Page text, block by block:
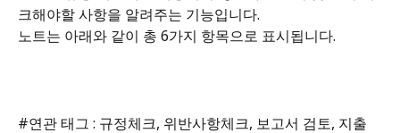
크해야할 사항을 알려주는 기능입니다.
노트는 아래와 같이 총 6가지 항목으로 표시됩니다.
#연관 태그 : 규정체크, 위반사항체크, 보고서 검토, 지출